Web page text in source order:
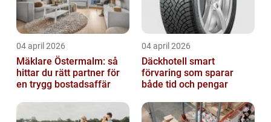
04 april 2026
Mäklare Östermalm: så
hittar du rätt partner för
en trygg bostadsaffär
04 april 2026
Däckhotell smart
förvaring som sparar
både tid och pengar